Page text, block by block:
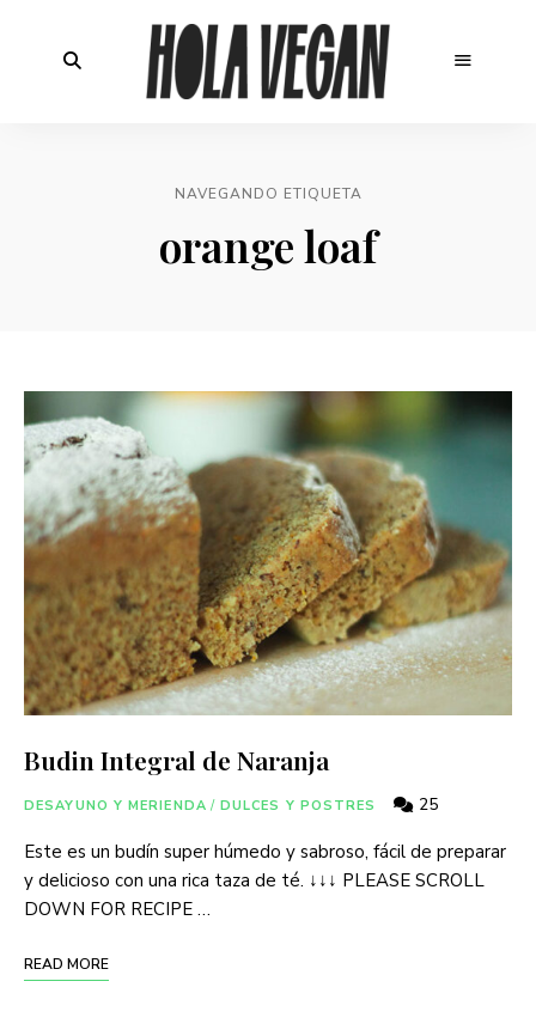
NAVEGANDO ETIQUETA
orange loaf
Budin Integral de Naranja
DESAYUNO Y MERIENDA / DULCES Y POSTRES 25
Este es un budín super húmedo y sabroso, fácil de preparar
y delicioso con una rica taza de té. ↓↓↓ PLEASE SCROLL
DOWN FOR RECIPE …
READ MORE